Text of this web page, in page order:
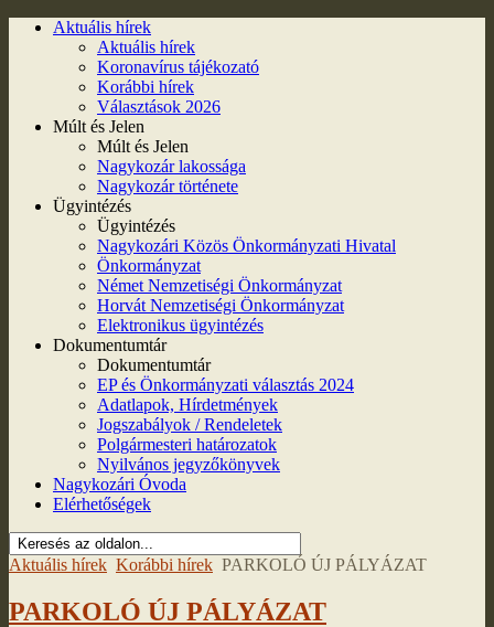
Aktuális hírek
Aktuális hírek
Koronavírus tájékozató
Korábbi hírek
Választások 2026
Múlt és Jelen
Múlt és Jelen
Nagykozár lakossága
Nagykozár története
Ügyintézés
Ügyintézés
Nagykozári Közös Önkormányzati Hivatal
Önkormányzat
Német Nemzetiségi Önkormányzat
Horvát Nemzetiségi Önkormányzat
Elektronikus ügyintézés
Dokumentumtár
Dokumentumtár
EP és Önkormányzati választás 2024
Adatlapok, Hírdetmények
Jogszabályok / Rendeletek
Polgármesteri határozatok
Nyilvános jegyzőkönyvek
Nagykozári Óvoda
Elérhetőségek
Aktuális hírek Korábbi hírek PARKOLÓ ÚJ PÁLYÁZAT
PARKOLÓ ÚJ PÁLYÁZAT